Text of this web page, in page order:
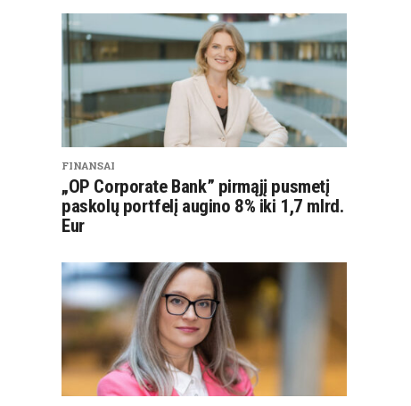
FINANSAI
„OP Corporate Bank” pirmąjį pusmetį
paskolų portfelį augino 8% iki 1,7 mlrd.
Eur